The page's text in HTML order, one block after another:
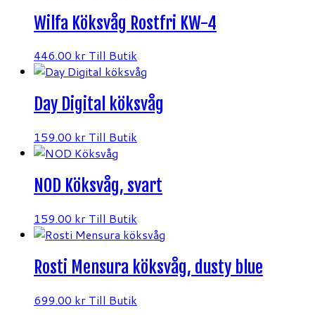
Wilfa Köksvåg Rostfri KW-4
446.00 kr Till Butik
Day Digital köksvåg
159.00 kr Till Butik
NOD Köksvåg, svart
159.00 kr Till Butik
Rosti Mensura köksvåg, dusty blue
699.00 kr Till Butik